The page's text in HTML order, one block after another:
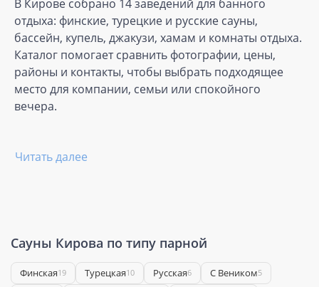
В Кирове собрано 14 заведений для банного
отдыха: финские, турецкие и русские сауны,
бассейн, купель, джакузи, хамам и комнаты отдыха.
Каталог помогает сравнить фотографии, цены,
районы и контакты, чтобы выбрать подходящее
место для компании, семьи или спокойного
вечера.
Читать далее
Сауны Кирова по типу парной
Финская19 Турецкая10 Русская6 С Веником5